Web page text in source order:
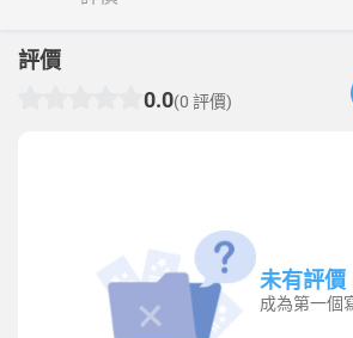
評價
0.0(0 評價)
未有評價
成為第一個